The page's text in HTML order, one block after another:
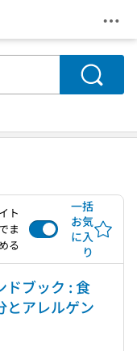
メ
検索
ト
ま
る
一括
お気
に入
り
ドブック : 食
とアレルゲン